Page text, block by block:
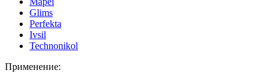
Glims
Perfekta
Ivsil
Technonikol
Применение: